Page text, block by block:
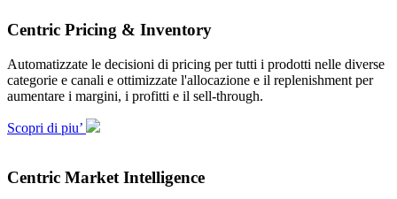
Centric Pricing & Inventory
Automatizzate le decisioni di pricing per tutti i prodotti nelle diverse
categorie e canali e ottimizzate l'allocazione e il replenishment per
aumentare i margini, i profitti e il sell-through.
Scopri di piu’
Centric Market Intelligence